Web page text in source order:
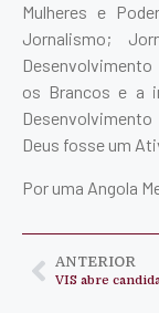
Mulheres e
Jornalismo;
os Brancos e a
Deus fosse um
Por uma Angola
ANTERIOR